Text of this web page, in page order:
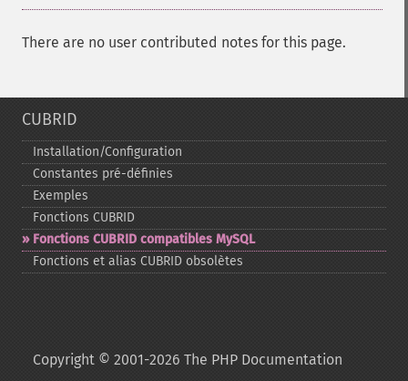
There are no user contributed notes for this page.
CUBRID
Installation/Configuration
Constantes pré-​définies
Exemples
Fonctions CUBRID
Fonctions CUBRID compatibles MySQL
Fonctions et alias CUBRID obsolètes
Copyright © 2001-2026 The PHP Documentation